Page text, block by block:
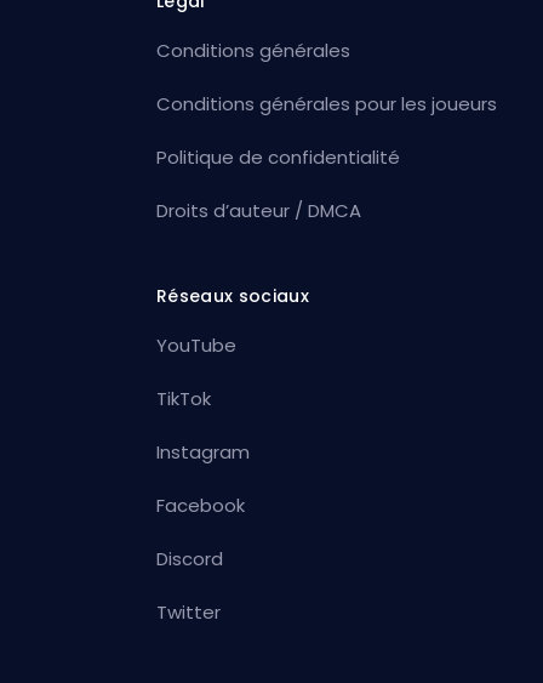
Conditions générales
Conditions générales pour les joueurs
Politique de confidentialité
Droits d’auteur / DMCA
Réseaux sociaux
YouTube
TikTok
Instagram
Facebook
Discord
Twitter